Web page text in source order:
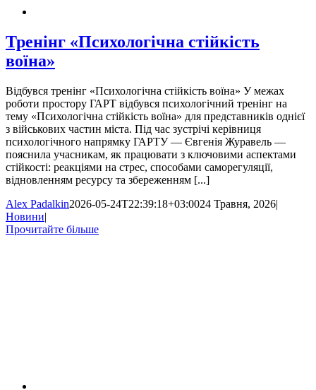
Тренінг «Психологічна стійкість
воїна»
Відбувся тренінг «Психологічна стійкість воїна» У межах
роботи простору ГАРТ відбувся психологічний тренінг на
тему «Психологічна стійкість воїна» для представників однієї
з військових частин міста. Під час зустрічі керівниця
психологічного напрямку ГАРТУ — Євгенія Журавель —
пояснила учасникам, як працювати з ключовими аспектами
стійкості: реакціями на стрес, способами саморегуляції,
відновленням ресурсу та збереженням [...]
Alex Padalkin2026-05-24T22:39:18+03:0024 Травня, 2026|
Новини|
Прочитайте більше